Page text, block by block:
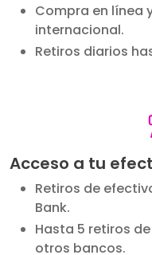
Compra en línea
internacional.
Retiros diarios
Acceso a tu
Retiros de
Bank.
Hasta 5 retiros
otros bancos.